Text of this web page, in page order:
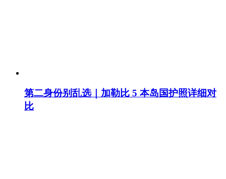
第二身份别乱选｜加勒比 5 本岛国护照详细对
比